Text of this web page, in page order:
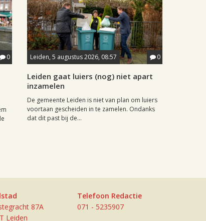
0 Leiden, 5 augustus 2026, 08:57 0
Leiden gaat luiers (nog) niet apart
inzamelen
De gemeente Leiden is niet van plan om luiers
voortaan gescheiden in te zamelen. Ondanks
dat dit past bij de...
87A
Leiden
Telefoon Redactie
071 - 5235907